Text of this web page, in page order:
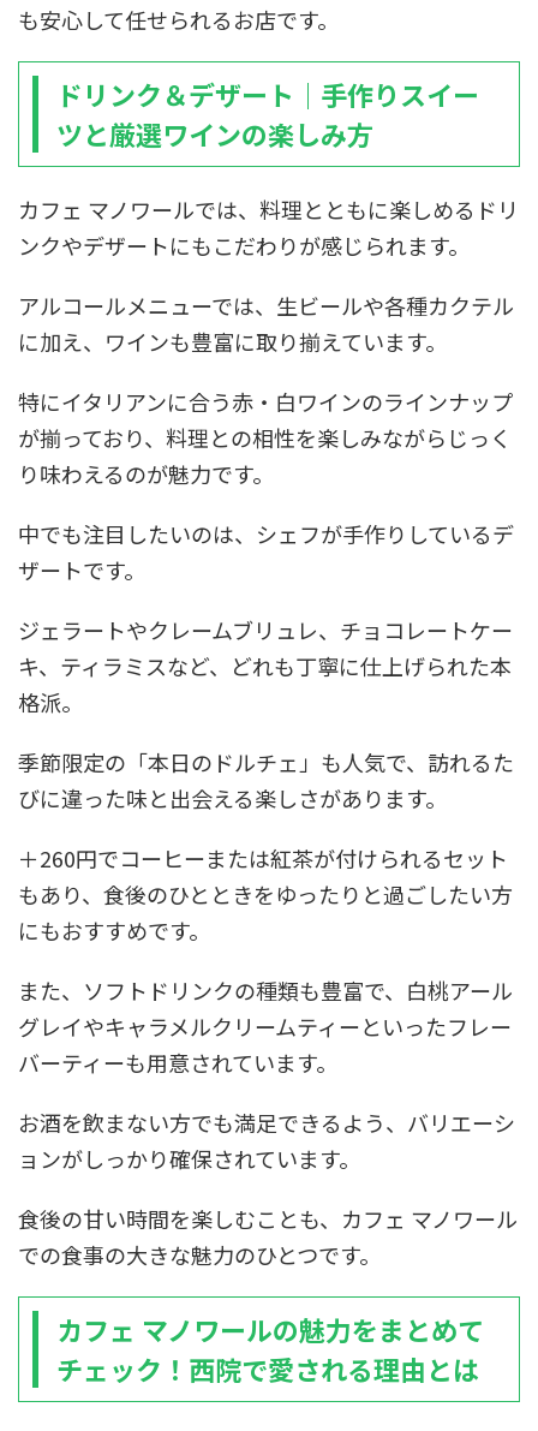
も安心して任せられるお店です。
ドリンク＆デザート｜手作りスイー
ツと厳選ワインの楽しみ方
カフェ マノワールでは、料理とともに楽しめるドリ
ンクやデザートにもこだわりが感じられます。
アルコールメニューでは、生ビールや各種カクテル
に加え、ワインも豊富に取り揃えています。
特にイタリアンに合う赤・白ワインのラインナップ
が揃っており、料理との相性を楽しみながらじっく
り味わえるのが魅力です。
中でも注目したいのは、シェフが手作りしているデ
ザートです。
ジェラートやクレームブリュレ、チョコレートケー
キ、ティラミスなど、どれも丁寧に仕上げられた本
格派。
季節限定の「本日のドルチェ」も人気で、訪れるた
びに違った味と出会える楽しさがあります。
＋260円でコーヒーまたは紅茶が付けられるセット
もあり、食後のひとときをゆったりと過ごしたい方
にもおすすめです。
また、ソフトドリンクの種類も豊富で、白桃アール
グレイやキャラメルクリームティーといったフレー
バーティーも用意されています。
お酒を飲まない方でも満足できるよう、バリエーシ
ョンがしっかり確保されています。
食後の甘い時間を楽しむことも、カフェ マノワール
での食事の大きな魅力のひとつです。
カフェ マノワールの魅力をまとめて
チェック！西院で愛される理由とは